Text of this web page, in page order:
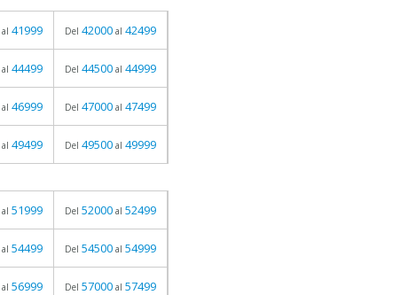
al 41999 Del 42000 al 42499
al 44499 Del 44500 al 44999
al 46999 Del 47000 al 47499
al 49499 Del 49500 al 49999
al 51999 Del 52000 al 52499
al 54499 Del 54500 al 54999
al 56999 Del 57000 al 57499